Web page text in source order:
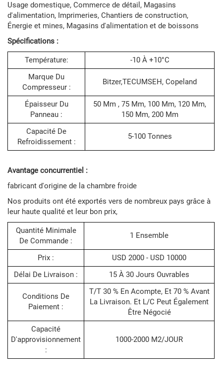
Usage domestique, Commerce de détail, Magasins
d'alimentation, Imprimeries, Chantiers de construction,
Énergie et mines, Magasins d'alimentation et de boissons
Spécifications :
Température:
-10 À +10°C
Marque Du
Compresseur :
Bitzer,TECUMSEH, Copeland
Épaisseur Du
Panneau :
50 Mm , 75 Mm, 100 Mm, 120 Mm,
150 Mm, 200 Mm
Capacité De
Refroidissement :
5-100 Tonnes
Avantage concurrentiel :
fabricant d'origine de la chambre froide
Nos produits ont été exportés vers de nombreux pays grâce à
leur haute qualité et leur bon prix,
Quantité Minimale
De Commande :
1 Ensemble
Prix :
USD 2000 - USD 10000
Délai De Livraison :
15 À 30 Jours Ouvrables
Conditions De
Paiement :
T/T 30 % En Acompte, Et 70 % Avant
La Livraison. Et L/C Peut Également
Être Négocié
Capacité
D'approvisionnement
:
1000-2000 M2/JOUR